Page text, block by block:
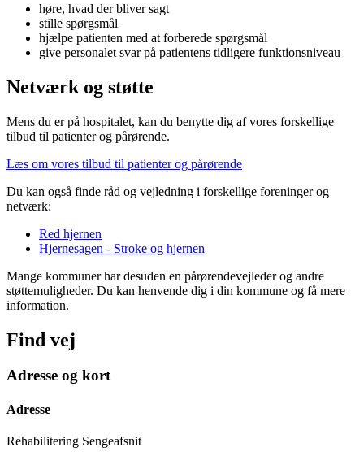
høre, hvad der bliver sagt
stille spørgsmål
hjælpe patienten med at forberede spørgsmål
give personalet svar på patientens tidligere funktionsniveau
Netværk og støtte
Mens du er på hospitalet, kan du benytte dig af vores forskellige
tilbud til patienter og pårørende.
Læs om vores tilbud til patienter og pårørende
Du kan også finde råd og vejledning i forskellige foreninger og
netværk:
Red hjernen
Hjernesagen - Stroke og hjernen
Mange kommuner har desuden en pårørendevejleder og andre
støttemuligheder. Du kan henvende dig i din kommune og få mere
information.
Find vej
Adresse og kort
Adresse
Rehabilitering Sengeafsnit